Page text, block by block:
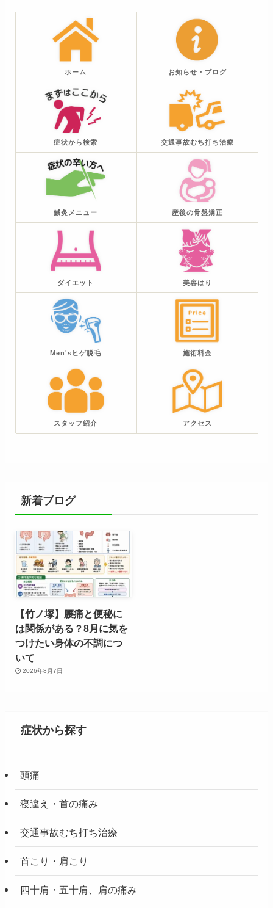
ホーム お知らせ・ブログ
症状から検索 交通事故むち打ち治療
鍼灸メニュー 産後の骨盤矯正
ダイエット 美容はり
Men'sヒゲ脱毛 施術料金
スタッフ紹介 アクセス
新着ブログ
【竹ノ塚】腰痛と便秘に
は関係がある？8月に気を
つけたい身体の不調につ
いて
2026年8月7日
症状から探す
頭痛
寝違え・首の痛み
交通事故むち打ち治療
首こり・肩こり
四十肩・五十肩、肩の痛み